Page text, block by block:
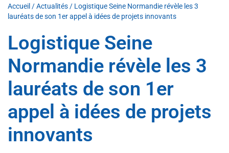
Accueil /Actualités / Logistique Seine Normandie révèle les 3
lauréats de son 1er appel à idées de projets innovants
Logistique Seine
Normandie révèle les 3
lauréats de son 1er
appel à idées de projets
innovants